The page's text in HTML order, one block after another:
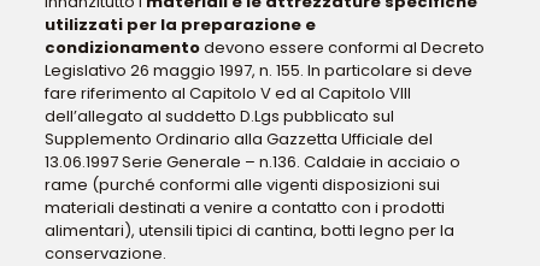
utilizzati per la preparazione e
condizionamentodevono essere conformi al Decreto
Legislativo 26 maggio 1997, n. 155. In particolare si deve
fare riferimento al Capitolo V ed al Capitolo VIII
dell’allegato al suddetto D.Lgs pubblicato sul
Supplemento Ordinario alla Gazzetta Ufficiale del
13.06.1997 Serie Generale – n.136. Caldaie in acciaio o
rame (purché conformi alle vigenti disposizioni sui
materiali destinati a venire a contatto con i prodotti
alimentari), utensili tipici di cantina, botti legno per la
conservazione.